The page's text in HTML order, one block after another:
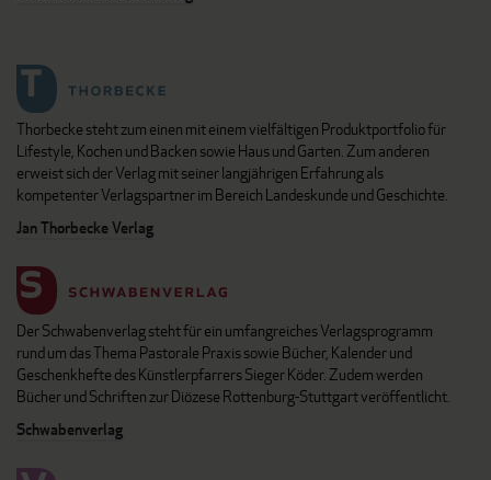
Thorbecke steht zum einen mit einem vielfältigen Produktportfolio für
Lifestyle, Kochen und Backen sowie Haus und Garten. Zum anderen
erweist sich der Verlag mit seiner langjährigen Erfahrung als
kompetenter Verlagspartner im Bereich Landeskunde und Geschichte.
Jan Thorbecke Verlag
Der Schwabenverlag steht für ein umfangreiches Verlagsprogramm
rund um das Thema Pastorale Praxis sowie Bücher, Kalender und
Geschenkhefte des Künstlerpfarrers Sieger Köder. Zudem werden
Bücher und Schriften zur Diözese Rottenburg-Stuttgart veröffentlicht.
Schwabenverlag